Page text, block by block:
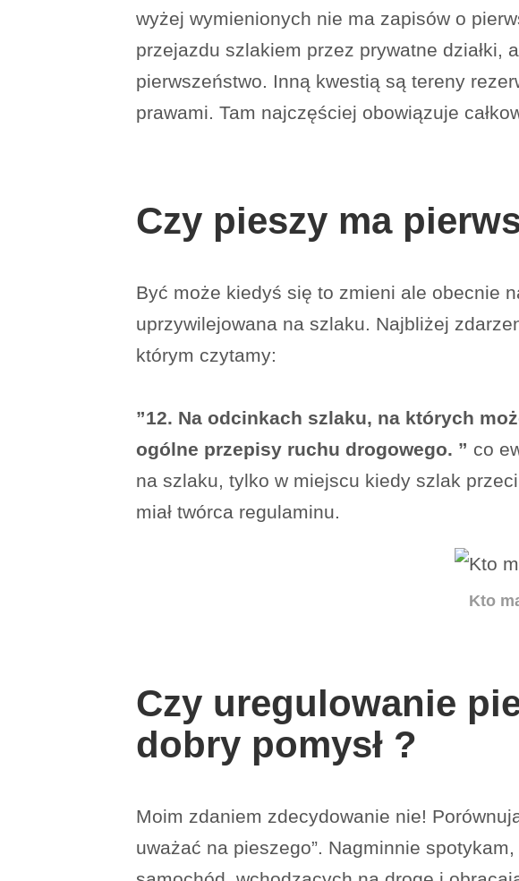
wyżej wymienionych nie ma zapisów o
przejazdu szlakiem przez prywatne działki,
pierwszeństwo. Inną kwestią są tereny
prawami. Tam najczęściej obowiązuje
Czy pieszy ma
Być może kiedyś się to zmieni ale obecnie
uprzywilejowana na szlaku. Najbliżej
którym czytamy:
”12. Na odcinkach szlaku, na których
ogólne przepisy ruchu drogowego. ” co
na szlaku, tylko w miejscu kiedy szlak
miał twórca regulaminu.
Kto
Czy uregulowanie
dobry pomysł ?
Moim zdaniem zdecydowanie nie!
uważać na pieszego”. Nagminnie